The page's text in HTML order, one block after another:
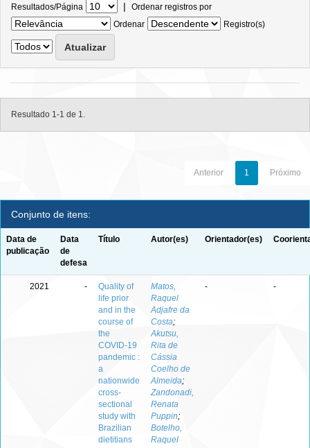
Resultados/Página | Ordenar registros por
Ordenar
Registro(s)
Resultado 1-1 de 1.
Anterior 1 Próximo
Conjunto de itens:
Data de
publicação
Data
de
defesa
Título Autor(es) Orientador(es)
2021 -
Quality of
life prior
and in the
course of
the
COVID-19
pandemic :
a
nationwide
cross-
sectional
study with
Brazilian
dietitians
Matos,
Raquel
Adjafre da
Costa;
Akutsu,
Rita de
Cássia
Coelho de
Almeida;
Zandonadi,
Renata
Puppin;
Botelho,
Raquel
- -